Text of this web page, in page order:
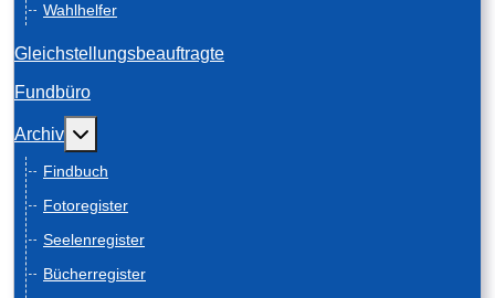
Wahlhelfer
Gleichstellungsbeauftragte
Fundbüro
Archiv Weitere Informationen: Archiv
Findbuch
Fotoregister
Seelenregister
Bücherregister